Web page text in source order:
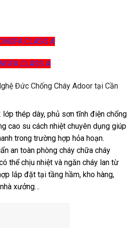
CLASS A
CLASS A
Đức Chống Cháy Adoor tại Cần
thép dày, phủ sơn tĩnh điện chống
cao su cách nhiệt chuyên dụng giúp
trong trường hợp hỏa hoạn.
an toàn phòng cháy chữa cháy
thể chịu nhiệt và ngăn cháy lan từ
lắp đặt tại tầng hầm, kho hàng,
xưởng…